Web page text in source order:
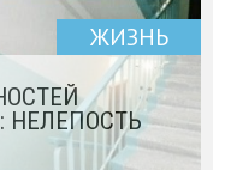
ЖИЗНЬ
НЕЛЕПОСТЬ